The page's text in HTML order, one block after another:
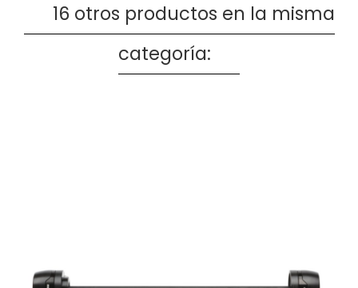
16 otros productos en la misma
categoría: